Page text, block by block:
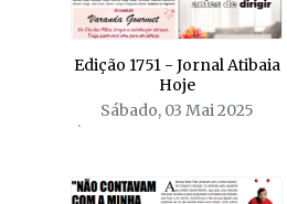
Edição 1751 - Jornal Atibaia
Hoje
Sábado, 03 Mai 2025